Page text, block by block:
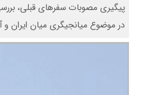
پیگیری مصوبات سفرهای قبلی،
در موضوع میانجیگری میان ایران و